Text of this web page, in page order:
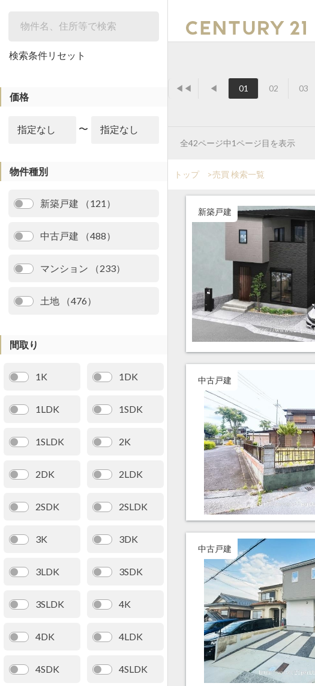
検索条件リセット
価格
〜
物件種別
新築戸建 （121）
中古戸建 （488）
マンション （233）
土地 （476）
間取り
1K 1DK
1LDK 1SDK
1SLDK 2K
2DK 2LDK
2SDK 2SLDK
3K 3DK
3LDK 3SDK
3SLDK 4K
4DK 4LDK
4SDK 4SLDK
◀◀ ◀ 01 02 03
全42ページ中1ページ目を表示
トップ >売買 検索一覧
新築戸建
中古戸建
中古戸建